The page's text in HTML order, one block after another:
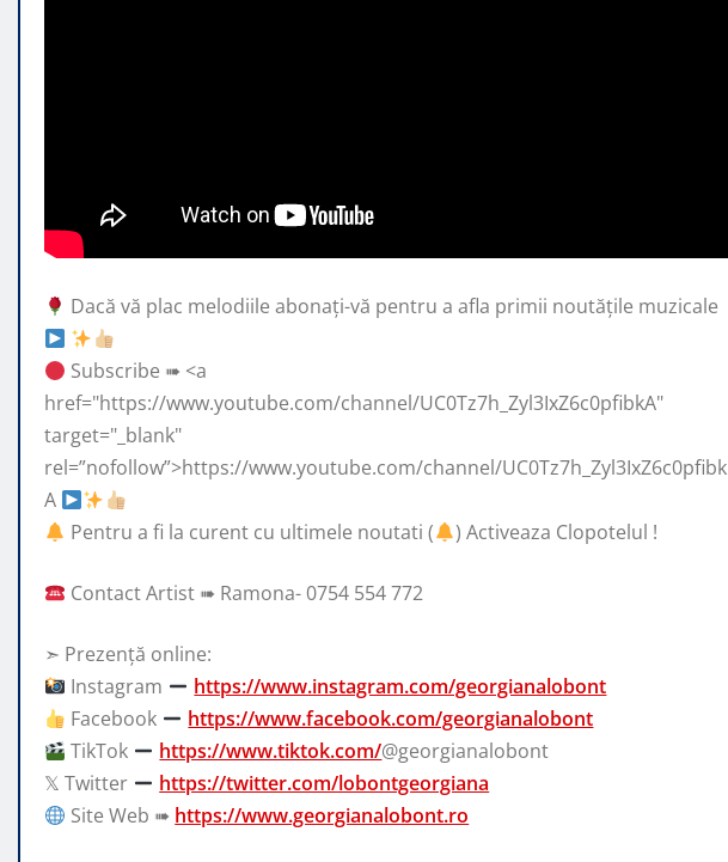
Dacă vă plac melodiile abonați-vă pentru a afla primii noutățile muzicale
Subscribe ➠ <a
href="https://www.youtube.com/channel/UC0Tz7h_Zyl3IxZ6c0pfibkA"
target="_blank"
rel=”nofollow”>https://www.youtube.com/channel/UC0Tz7h_Zyl3IxZ6c0pfibk
A
Pentru a fi la curent cu ultimele noutati (
) Activeaza Clopotelul !
Contact Artist ➠ Ramona- 0754 554 772
➣ Prezență online:
Instagram
https://www.instagram.com/georgianalobont
Facebook
https://www.facebook.com/georgianalobont
TikTok
https://www.tiktok.com/@georgianalobont
𝕏 Twitter
https://twitter.com/lobontgeorgiana
Site Web ➠ https://www.georgianalobont.ro